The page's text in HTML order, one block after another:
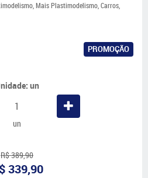
,Mais Plastimodelismo,Carros,
PROMOÇÃO
un
un
R$ 389,90
339,90